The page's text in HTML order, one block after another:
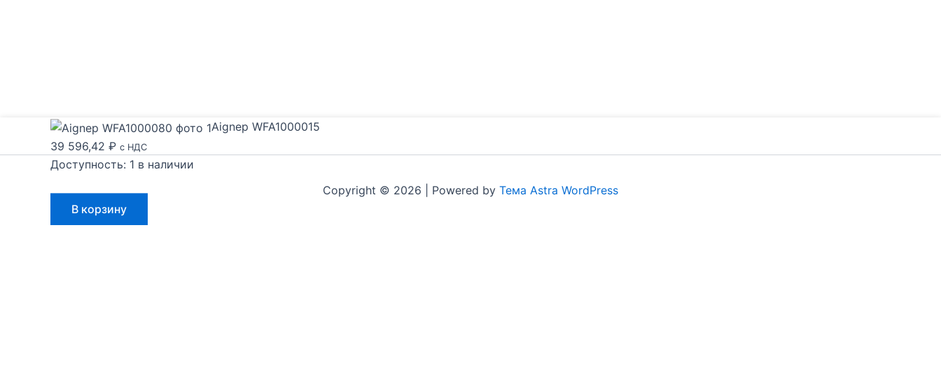
Copyright © 2026 | Powered by Тема Astra WordPress
Aignep WFA1000015
39 596,42 ₽ с НДС
Доступность: 1 в наличии
товара
Aignep
В корзину